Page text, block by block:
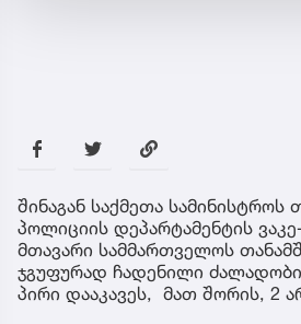
შინაგან საქმეთა სამინისტროს
პოლიციის დეპარტამენტის
მთავარი სამმართველოს
ჯგუფურად ჩადენილი
პირი დააკავეს, მათ შორის, 2